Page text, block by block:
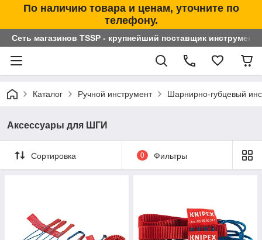
По наличию товара и ценам, уточните по
телефону.
Сеть магазинов TSSP - крупнейший поставщик
Каталог Ручной инструмент Шарнирно-губцевый
Аксессуары для ШГИ
Сортировка 0 Фильтры